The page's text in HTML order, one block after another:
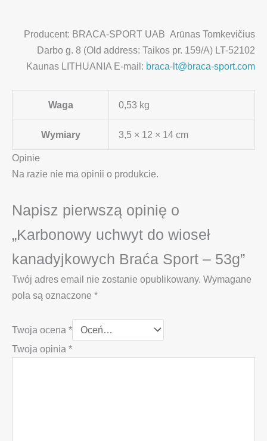
Producent: BRACA-SPORT UAB Arūnas Tomkevičius
Darbo g. 8 (Old address: Taikos pr. 159/A) LT-52102
Kaunas LITHUANIA E-mail: braca-lt@braca-sport.com
Waga 0,53 kg
Wymiary 3,5 × 12 × 14 cm
Opinie
Na razie nie ma opinii o produkcie.
Napisz pierwszą opinię o
„Karbonowy uchwyt do wioseł
kanadyjkowych Braća Sport – 53g”
Twój adres email nie zostanie opublikowany. Wymagane
pola są oznaczone *
Twoja ocena *
Twoja opinia *